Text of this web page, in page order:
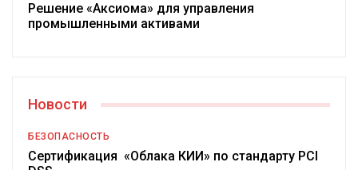
Решение «Аксиома» для управления
промышленными активами
Новости
БЕЗОПАСНОСТЬ
Сертификация «Облака КИИ» по стандарту PCI